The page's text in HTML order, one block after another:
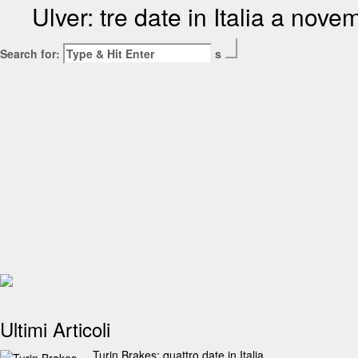
Ulver: tre date in Italia a
Search for: s
Ultimi Articoli